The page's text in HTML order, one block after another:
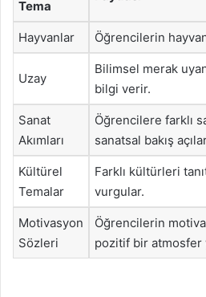
Tema
Hayvanlar Öğrencilerin
Uzay
Bilimsel merak
bilgi verir.
Sanat
Akımları
Öğrencilere farklı
sanatsal bakış
Kültürel
Temalar
Farklı kültürleri
vurgular.
Motivasyon
Sözleri
Öğrencilerin
pozitif bir atmosfer